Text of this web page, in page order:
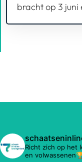
bracht op 3 juni
Richt zich op het
en